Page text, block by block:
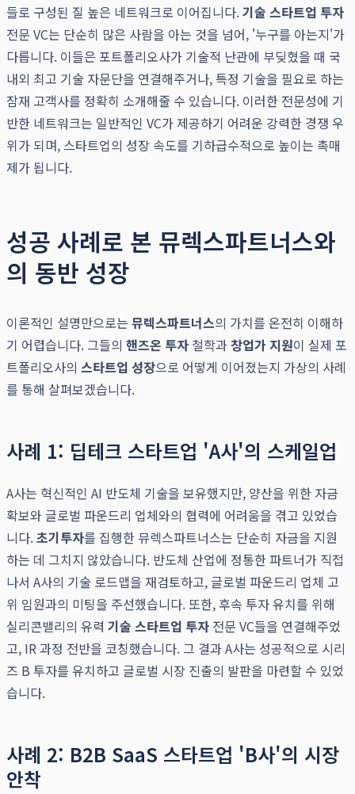
들로 구성된 질 높은 네트워크로 이어집니다.기술 스타트업 투자
전문 VC는 단순히 많은 사람을 아는 것을 넘어, '누구를 아는지'가
다릅니다. 이들은 포트폴리오사가 기술적 난관에 부딪혔을 때 국
내외 최고 기술 자문단을 연결해주거나, 특정 기술을 필요로 하는
잠재 고객사를 정확히 소개해줄 수 있습니다. 이러한 전문성에 기
반한 네트워크는 일반적인 VC가 제공하기 어려운 강력한 경쟁 우
위가 되며, 스타트업의 성장 속도를 기하급수적으로 높이는 촉매
제가 됩니다.
성공 사례로 본 뮤렉스파트너스와
의 동반 성장
이론적인 설명만으로는 뮤렉스파트너스의 가치를 온전히 이해하
기 어렵습니다. 그들의 핸즈온 투자 철학과 창업가 지원이 실제 포
트폴리오사의 스타트업 성장으로 어떻게 이어졌는지 가상의 사례
를 통해 살펴보겠습니다.
사례 1: 딥테크 스타트업 'A사'의 스케일업
A사는 혁신적인 AI 반도체 기술을 보유했지만, 양산을 위한 자금
확보와 글로벌 파운드리 업체와의 협력에 어려움을 겪고 있었습
니다.초기투자를 집행한 뮤렉스파트너스는 단순히 자금을 지원
하는 데 그치지 않았습니다. 반도체 산업에 정통한 파트너가 직접
나서 A사의 기술 로드맵을 재검토하고, 글로벌 파운드리 업체 고
위 임원과의 미팅을 주선했습니다. 또한, 후속 투자 유치를 위해
실리콘밸리의 유력 기술 스타트업 투자 전문 VC들을 연결해주었
고, IR 과정 전반을 코칭했습니다. 그 결과 A사는 성공적으로 시리
즈 B 투자를 유치하고 글로벌 시장 진출의 발판을 마련할 수 있었
습니다.
사례 2: B2B SaaS 스타트업 'B사'의 시장
안착